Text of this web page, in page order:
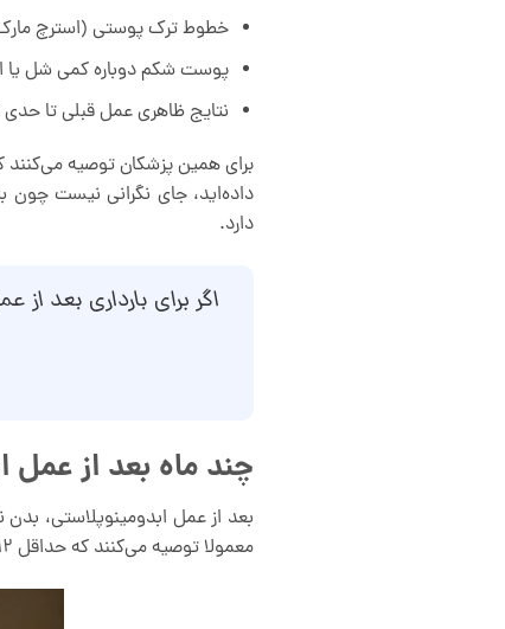
خطوط ترک پوستی (استرچ
پوست شکم دوباره کمی شل یا
نتایج ظاهری عمل قبلی تا حدی
برای همین پزشکان توصیه می‌کنند
داده‌اید، جای نگرانی نیست چون
دارد.
اگر برای بارداری بعد
چند ماه بعد از عمل
بعد از عمل ابدومینوپلاستی،
معمولا توصیه می‌کنند که حداقل 12 تا 24 ماه بعد از جراحی صبر کرده و بعد برای بارداری اقدام کنید.